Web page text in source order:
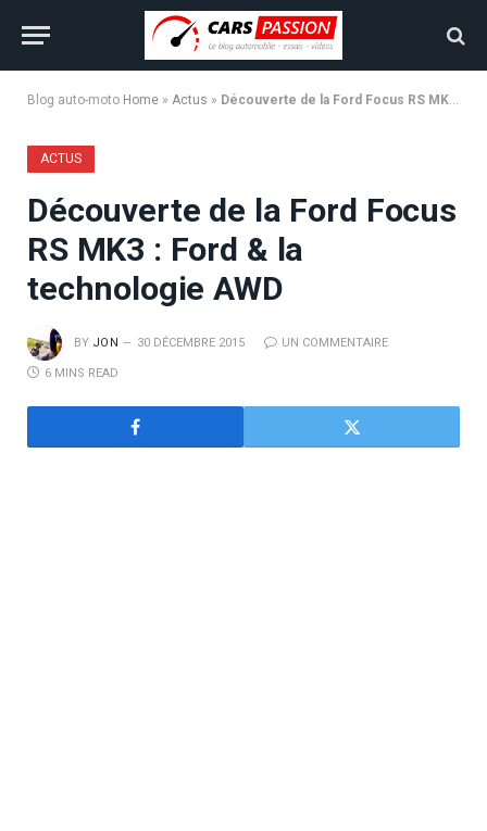
Blog auto-moto Home » Actus » Découverte de la Ford Focus RS MK3 : Ford & la technologie AWD
ACTUS
Découverte de la Ford Focus
RS MK3 : Ford & la
technologie AWD
BY JON 30 DÉCEMBRE 2015 UN COMMENTAIRE
6 MINS READ